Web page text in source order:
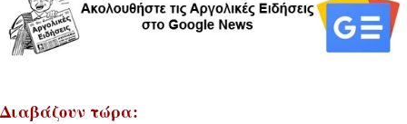
Διαβάζουν τώρα: